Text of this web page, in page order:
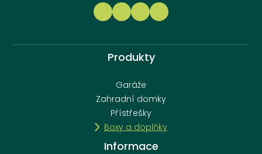
Produkty
Garáže
Zahradní domky
Přístřešky
Boxy a doplňky
Informace